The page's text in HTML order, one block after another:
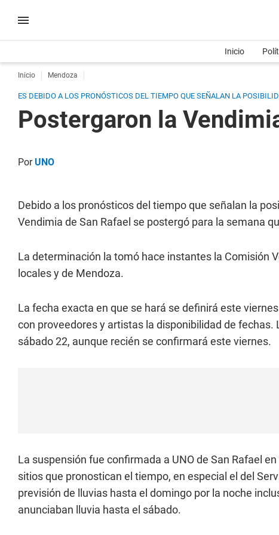
Inicio
Inicio Mendoza
ES DEBIDO A LOS PRONÓSTICOS DEL TIEMPO QUE SEÑALAN LA
Postergaron la
PorUNO
Debido a los pronósticos del tiempo que señalan la
Vendimia de San Rafael se postergó para la semana
La determinación la tomó hace instantes la Comisión
locales y de Mendoza.
La fecha exacta en que se hará se definirá este
con proveedores y artistas la disponibilidad de fechas.
sábado 22, aunque recién se confirmará este viernes.
La suspensión fue confirmada a UNO de San Rafael
sitios que pronostican el tiempo, en especial el del
previsión de lluvias hasta el domingo por la noche
anunciaban lluvia hasta el sábado.